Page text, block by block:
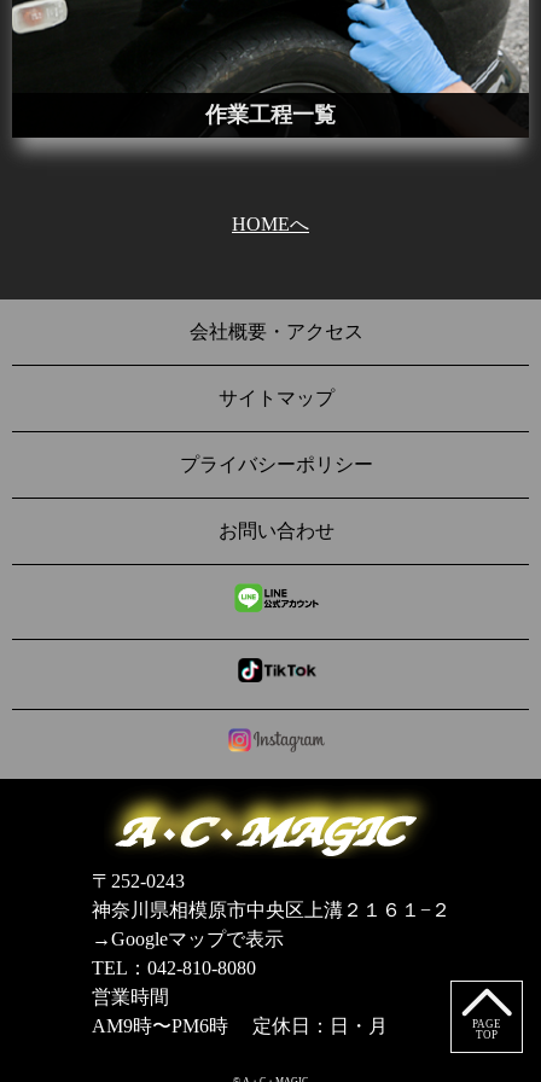
作業工程一覧
HOMEへ
会社概要・アクセス
サイトマップ
プライバシーポリシー
お問い合わせ
PAGE
TOP
〒252-0243
神奈川県相模原市中央区上溝２１６１−２
→Googleマップで表示
TEL：042-810-8080
営業時間
AM9時〜PM6時 定休日：日・月